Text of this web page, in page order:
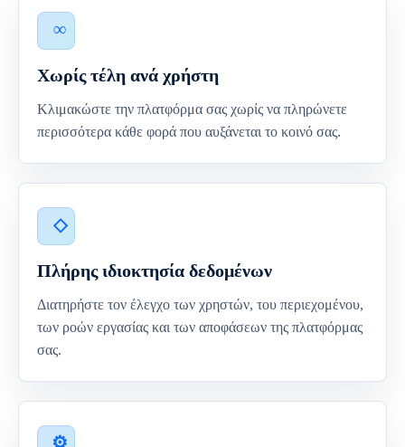
Χωρίς τέλη ανά χρήστη
Κλιμακώστε την πλατφόρμα σας χωρίς να πληρώνετε
περισσότερα κάθε φορά που αυξάνεται το κοινό σας.
Πλήρης ιδιοκτησία δεδομένων
Διατηρήστε τον έλεγχο των χρηστών, του περιεχομένου,
των ροών εργασίας και των αποφάσεων της πλατφόρμας
σας.